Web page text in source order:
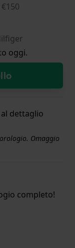
oggi.
dettaglio
Omaggio
completo!